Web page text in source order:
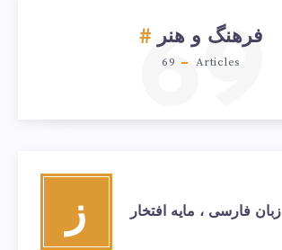
فرهنگ و هنر
69 Articles
69
ز زبان فارسی ، مایه افتخار